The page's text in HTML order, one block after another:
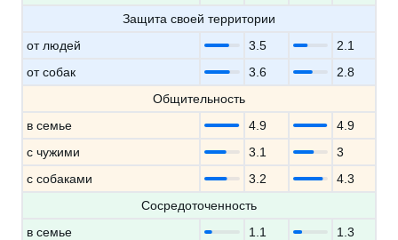
Защита своей территории
от людей
3.5
2.1
от собак
3.6
2.8
Общительность
в семье
4.9
4.9
с чужими
3.1
3
с собаками
3.2
4.3
Сосредоточенность
в семье
1.1
1.3